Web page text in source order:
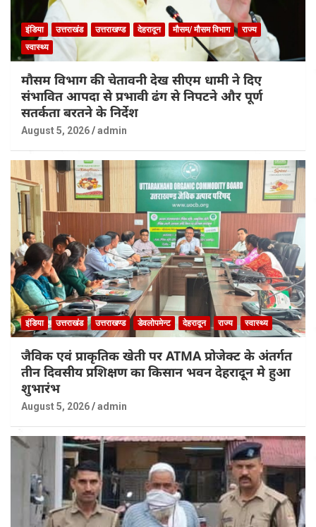
इंडिया उत्तराखंड उत्तराखण्ड देहरादून मौसम/ मौसम विभाग
राज्य
स्वास्थ्य
मौसम विभाग की चेतावनी देख सीएम धामी ने दिए
संभावित आपदा से प्रभावी ढंग से निपटने और पूर्ण
सतर्कता बरतने के निर्देश
August 5, 2026 admin
इंडिया उत्तराखंड उत्तराखण्ड डेवलोपमेन्ट देहरादून राज्य स्वास्थ्य
जैविक एवं प्राकृतिक खेती पर ATMA प्रोजेक्ट के अंतर्गत
तीन दिवसीय प्रशिक्षण का किसान भवन देहरादून मे हुआ
शुभारंभ
August 5, 2026 admin